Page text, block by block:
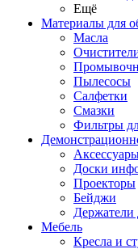
Ещё
Материалы для
Масла
Пылесосы
Салфетки
Смазки
Фильтры
Доски
Проекторы
Бейджи
Держатели
Мебель
Кресла и